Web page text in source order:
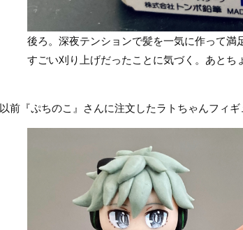
後ろ。深夜テンションで髪を一気に作って満
すごい刈り上げだったことに気づく。あとち
以前『ぷちのこ』さんに注文したラトちゃんフィ